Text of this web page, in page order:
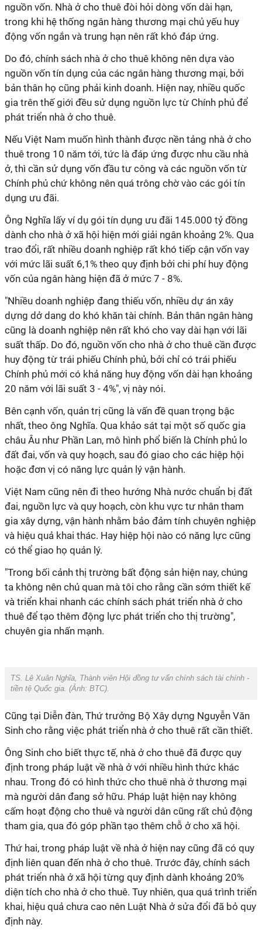
nguồn vốn. Nhà ở cho thuê đòi hỏi dòng vốn dài hạn,
trong khi hệ thống ngân hàng thương mại chủ yếu huy
động vốn ngắn và trung hạn nên rất khó đáp ứng.
Do đó, chính sách nhà ở cho thuê không nên dựa vào
nguồn vốn tín dụng của các ngân hàng thương mại, bởi
bản thân họ cũng phải kinh doanh. Hiện nay, nhiều quốc
gia trên thế giới đều sử dụng nguồn lực từ Chính phủ để
phát triển nhà ở cho thuê.
Nếu Việt Nam muốn hình thành được nền tảng nhà ở cho
thuê trong 10 năm tới, tức là đáp ứng được nhu cầu nhà
ở, thì cần sử dụng vốn đầu tư công và các nguồn vốn từ
Chính phủ chứ không nên quá trông chờ vào các gói tín
dụng ưu đãi.
Ông Nghĩa lấy ví dụ gói tín dụng ưu đãi 145.000 tỷ đồng
dành cho nhà ở xã hội hiện mới giải ngân khoảng 2%. Qua
trao đổi, rất nhiều doanh nghiệp rất khó tiếp cận vốn vay
với mức lãi suất 6,1% theo quy định bởi chi phí huy động
vốn của ngân hàng hiện đã ở mức 7 - 8%.
"Nhiều doanh nghiệp đang thiếu vốn, nhiều dự án xây
dựng dở dang do khó khăn tài chính. Bản thân ngân hàng
cũng là doanh nghiệp nên rất khó cho vay dài hạn với lãi
suất thấp. Do đó, nguồn vốn cho nhà ở cho thuê cần được
huy động từ trái phiếu Chính phủ, bởi chỉ có trái phiếu
Chính phủ mới có khả năng huy động vốn dài hạn khoảng
20 năm với lãi suất 3 - 4%", vị này nói.
Bên cạnh vốn, quản trị cũng là vấn đề quan trọng bậc
nhất, theo ông Nghĩa. Qua khảo sát tại một số quốc gia
châu Âu như Phần Lan, mô hình phổ biến là Chính phủ lo
đất đai, vốn và quy hoạch, sau đó giao cho các hiệp hội
hoặc đơn vị có năng lực quản lý vận hành.
Việt Nam cũng nên đi theo hướng Nhà nước chuẩn bị đất
đai, nguồn lực và quy hoạch, còn khu vực tư nhân tham
gia xây dựng, vận hành nhằm bảo đảm tính chuyên nghiệp
và hiệu quả khai thác. Hay hiệp hội nào có năng lực cũng
có thể giao họ quản lý.
"Trong bối cảnh thị trường bất động sản hiện nay, chúng
ta không nên chủ quan mà tôi cho rằng cần sớm thiết kế
và triển khai nhanh các chính sách phát triển nhà ở cho
thuê để tạo thêm động lực phát triển cho thị trường",
chuyên gia nhấn mạnh.
TS. Lê Xuân Nghĩa, Thành viên Hội đồng tư vấn chính sách tài chính -
tiền tệ Quốc gia. (Ảnh: BTC).
Cũng tại Diễn đàn, Thứ trưởng Bộ Xây dựng Nguyễn Văn
Sinh cho rằng việc phát triển nhà ở cho thuê rất cần thiết.
Ông Sinh cho biết thực tế, nhà ở cho thuê đã được quy
định trong pháp luật về nhà ở với nhiều hình thức khác
nhau. Trong đó có hình thức cho thuê nhà ở thương mại
mà người dân đang sở hữu. Pháp luật hiện nay không
cấm hoạt động cho thuê và người dân cũng rất chủ động
tham gia, qua đó góp phần tạo thêm chỗ ở cho xã hội.
Thứ hai, trong pháp luật về nhà ở hiện nay cũng đã có quy
định liên quan đến nhà ở cho thuê. Trước đây, chính sách
phát triển nhà ở xã hội từng quy định dành khoảng 20%
diện tích cho nhà ở cho thuê. Tuy nhiên, qua quá trình triển
khai, hiệu quả chưa cao nên Luật Nhà ở sửa đổi đã bỏ quy
định này.